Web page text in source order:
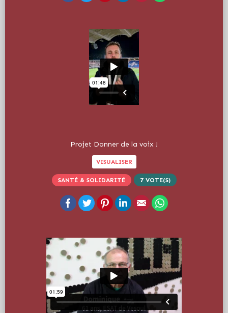
Projet Donner de la voix !
VISUALISER
SANTÉ & SOLIDARITÉ 7VOTE(S)
FacebookTwitter PinterestLinkedInEmail